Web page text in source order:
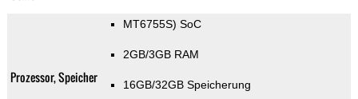
Prozessor, Speicher
MT6755S) SoC
2GB/3GB RAM
16GB/32GB Speicherung